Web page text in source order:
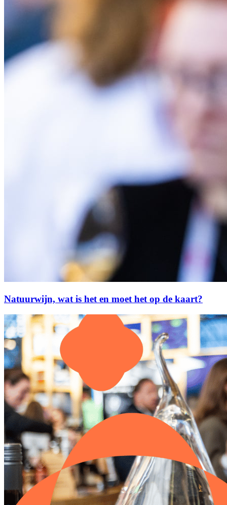
Natuurwijn, wat is het en moet het op de kaart?